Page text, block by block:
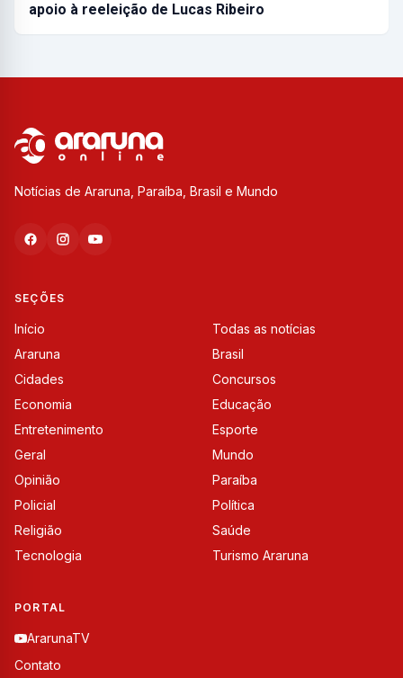
apoio à reeleição de Lucas Ribeiro
Notícias de Araruna, Paraíba, Brasil e Mundo
SEÇÕES
Início
Todas as notícias
Araruna
Brasil
Cidades
Concursos
Economia
Educação
Entretenimento
Esporte
Geral
Mundo
Opinião
Paraíba
Policial
Política
Religião
Saúde
Tecnologia
Turismo Araruna
PORTAL
ArarunaTV
Contato